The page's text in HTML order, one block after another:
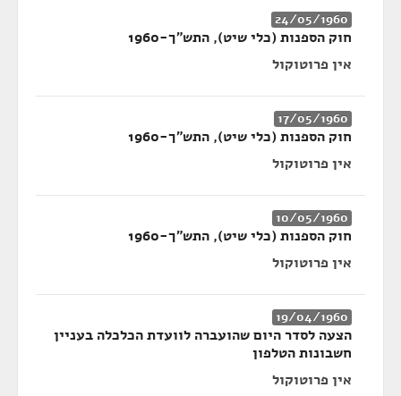
24/05/1960
חוק הספנות (כלי שיט), התש"ך-1960
אין פרוטוקול
17/05/1960
חוק הספנות (כלי שיט), התש"ך-1960
אין פרוטוקול
10/05/1960
חוק הספנות (כלי שיט), התש"ך-1960
אין פרוטוקול
19/04/1960
הצעה לסדר היום שהועברה לוועדת הכלכלה בעניין
חשבונות הטלפון
אין פרוטוקול